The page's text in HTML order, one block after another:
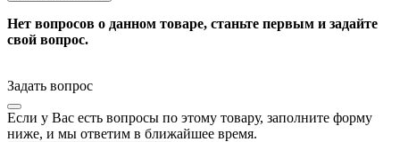
Нет вопросов о данном товаре, станьте первым и задайте
свой вопрос.
Задать вопрос
Если у Вас есть вопросы по этому товару, заполните форму
ниже, и мы ответим в ближайшее время.